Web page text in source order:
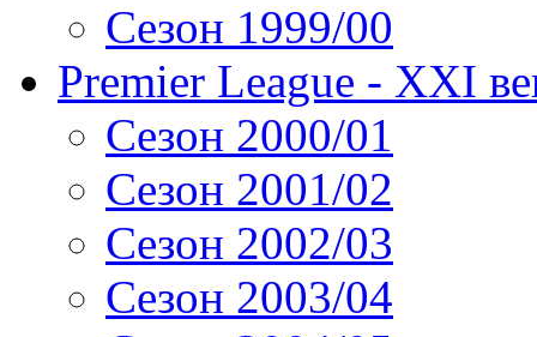
Сезон 1999/00
Premier League - XXI
Сезон 2000/01
Сезон 2001/02
Сезон 2002/03
Сезон 2003/04